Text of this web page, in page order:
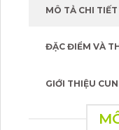
MÔ TẢ CHI TIẾT
ĐẶC ĐIỂM VÀ
GIỚI THIỆU